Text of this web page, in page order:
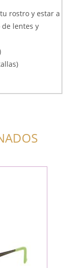
rostro y estar a
lentes y